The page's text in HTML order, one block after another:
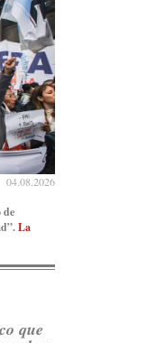
5d
en X
5d
04.08.2026
de
La
que